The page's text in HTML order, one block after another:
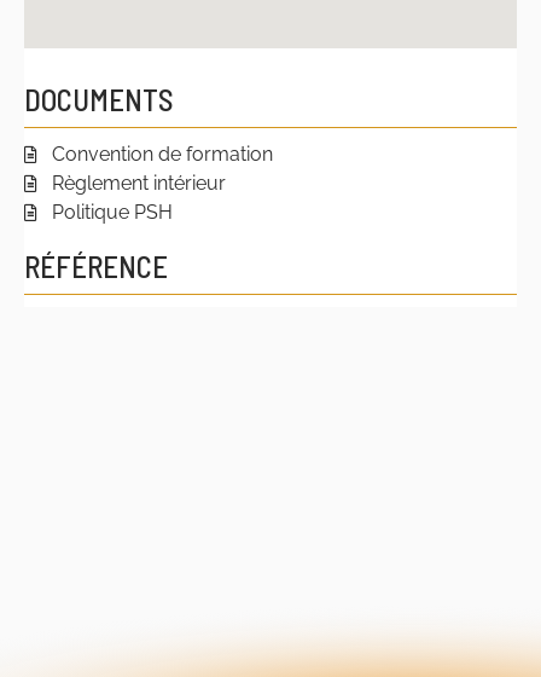
DOCUMENTS
Convention de formation
Règlement intérieur
Politique PSH
RÉFÉRENCE